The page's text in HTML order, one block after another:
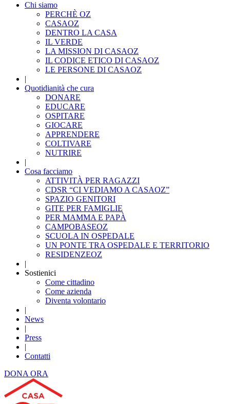
Chi siamo
PERCHÈ OZ
CASAOZ
DENTRO LA CASA
IL VERDE
LA MISSION DI CASAOZ
IL CODICE ETICO DI CASAOZ
LE PERSONE DI CASAOZ
|
Quotidianità che cura
DONARE
EDUCARE
OSPITARE
GIOCARE
APPRENDERE
COLTIVARE
NUTRIRE
|
Cosa facciamo
ATTIVITÀ PER RAGAZZI
CDSR “CI VEDIAMO A CASAOZ”
SPAZIO GENITORI
GITE PER FAMIGLIE
PER MAMMA E PAPÀ
CAMPOBASEOZ
SCUOLA IN OSPEDALE
UN PONTE TRA OSPEDALE E TERRITORIO
RESIDENZEOZ
|
Sostienici
Come cittadino
Come azienda
Diventa volontario
|
News
|
Press
|
Contatti
DONA ORA